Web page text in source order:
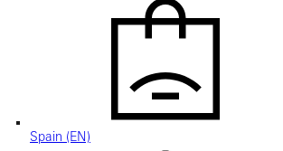
Spain (EN)